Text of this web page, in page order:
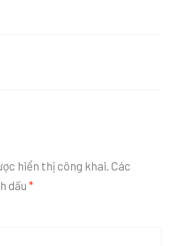
hiển thị công khai. Các
dấu*